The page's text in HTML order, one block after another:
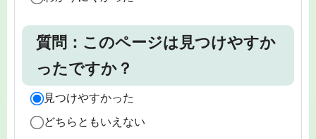
質問：このページは見つけやすか
ったですか？
見つけやすかった
どちらともいえない